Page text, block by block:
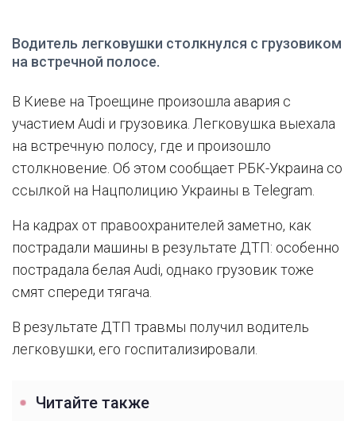
Водитель легковушки столкнулся с грузовиком
на встречной полосе.
В Киеве на Троещине произошла авария с
участием Audi и грузовика. Легковушка выехала
на встречную полосу, где и произошло
столкновение. Об этом сообщает РБК-Украина со
ссылкой на Нацполицию Украины в Telegram.
На кадрах от правоохранителей заметно, как
пострадали машины в результате ДТП: особенно
пострадала белая Audi, однако грузовик тоже
смят спереди тягача.
В результате ДТП травмы получил водитель
легковушки, его госпитализировали.
Читайте также